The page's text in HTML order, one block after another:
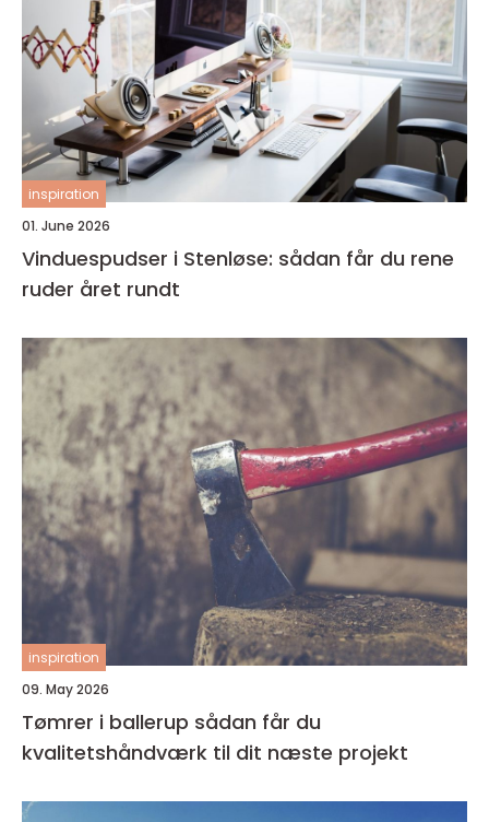
inspiration
01. June 2026
Vinduespudser i Stenløse: sådan får du rene
ruder året rundt
inspiration
09. May 2026
Tømrer i ballerup sådan får du
kvalitetshåndværk til dit næste projekt